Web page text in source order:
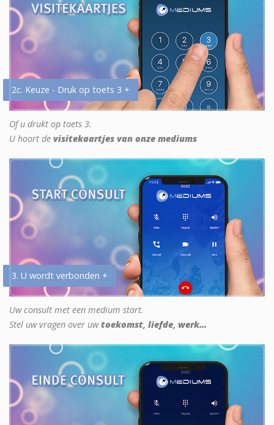
2c. Keuze - Druk op toets 3 +
Of u drukt op toets 3.
U hoort de visitekaartjes van onze mediums
3. U wordt verbonden +
Uw consult met een medium start.
Stel uw vragen over uwtoekomst, liefde, werk...